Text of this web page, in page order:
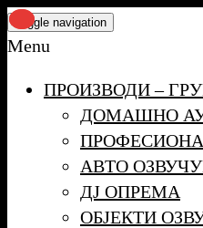
Skip
to
content
Toggle navigation
Menu
ПРОИЗВОДИ –
ДОМАШНО
АВТО
ДЈ ОПРЕМА
ОБЈЕКТИ